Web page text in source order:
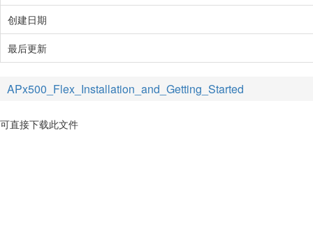
创建日期
最后更新
APx500_Flex_Installation_and_Getting_Started
可直接下载此文件